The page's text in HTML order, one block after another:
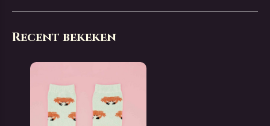
Recent bekeken